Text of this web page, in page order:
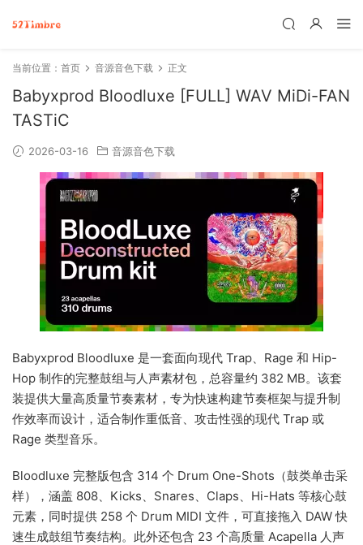
当前位置： 首页 音源音色下载 正文
Babyxprod Bloodluxe [FULL] WAV MiDi-FAN
TASTiC
2026-03-16 音源音色下载
Babyxprod Bloodluxe 是一套面向现代 Trap、Rage 和 Hip-
Hop 制作的完整鼓组与人声素材包，总容量约 382 MB。该套
装提供大量高质量节奏素材，专为快速构建节奏框架与提升制
作效率而设计，适合制作重低音、攻击性强的现代 Trap 或
Rage 类型音乐。
Bloodluxe 完整版包含 314 个 Drum One-Shots（鼓类单击采
样），涵盖 808、Kicks、Snares、Claps、Hi-Hats 等核心鼓
元素，同时提供 258 个 Drum MIDI 文件，可直接拖入 DAW 快
速生成鼓组节奏结构。此外还包含 23 个高质量 Acapella 人声